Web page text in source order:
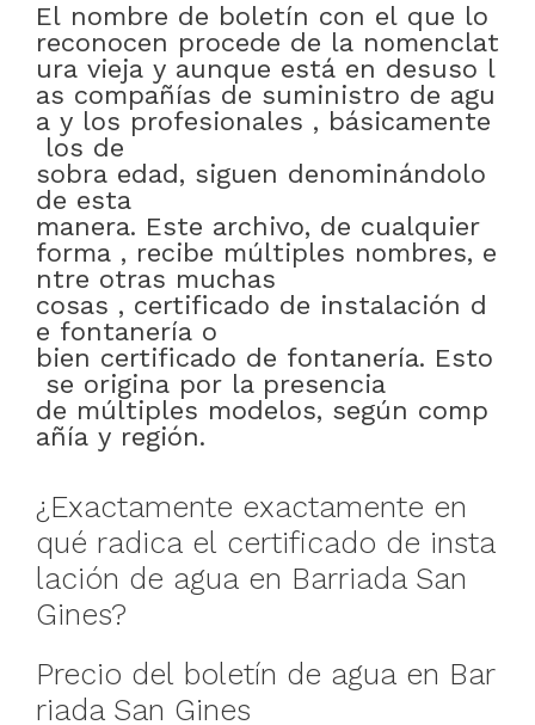
El nombre de boletín con el que lo
reconocen procede de la nomenclat
ura vieja y aunque está en desuso l
as compañías de suministro de agu
a y los profesionales , básicamente
los de
sobra edad, siguen denominándolo
de esta
manera. Este archivo, de cualquier
forma , recibe múltiples nombres, e
ntre otras muchas
cosas , certificado de instalación d
e fontanería o
bien certificado de fontanería. Esto
se origina por la presencia
de múltiples modelos, según comp
añía y región.
¿Exactamente exactamente en
qué radica el certificado de insta
lación de agua en Barriada San
Gines?
Precio del boletín de agua en Bar
riada San Gines